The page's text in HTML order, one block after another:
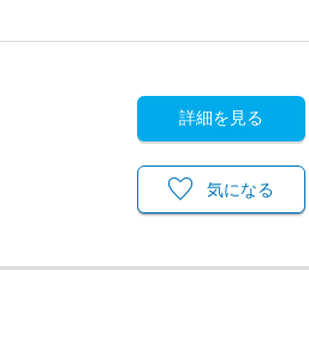
詳細を見る
気になる